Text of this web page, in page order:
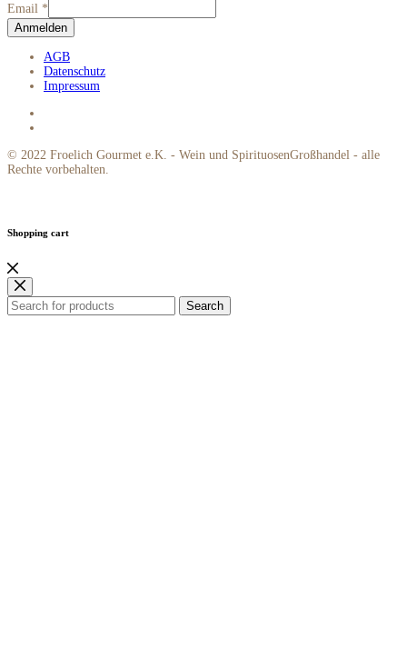
Email *
Anmelden
AGB
Datenschutz
Impressum
© 2022 Froelich Gourmet e.K. - Wein und SpirituosenGroßhandel - alle
Rechte vorbehalten.
Shopping cart
Search